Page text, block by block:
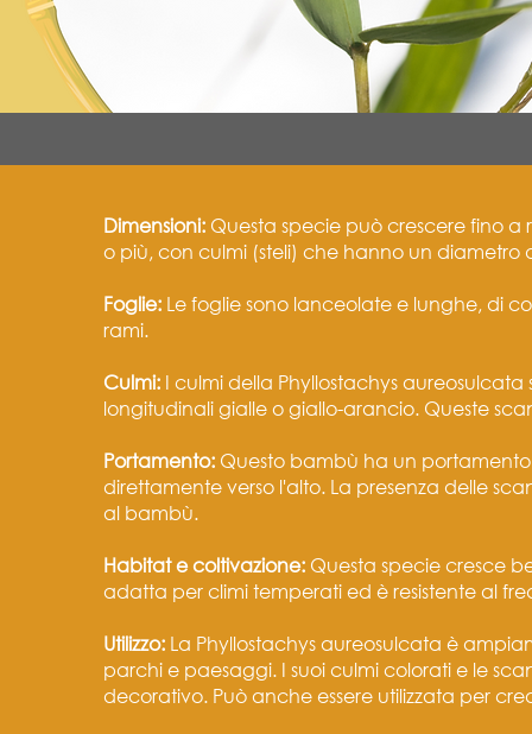
Dimensioni: Questa specie può crescere fino a
o più, con culmi (steli) che hanno un diametro
Foglie: Le foglie sono lanceolate e lunghe, di
rami.
Culmi: I culmi della Phyllostachys
longitudinali gialle o giallo-arancio. Queste
Portamento: Questo bambù ha un
direttamente verso l'alto. La presenza delle
al bambù.
Habitat e coltivazione: Questa specie cresce
adatta per climi temperati ed è resistente al
Utilizzo: La Phyllostachys aureosulcata è
parchi e paesaggi. I suoi culmi colorati e le
decorativo. Può anche essere utilizzata per